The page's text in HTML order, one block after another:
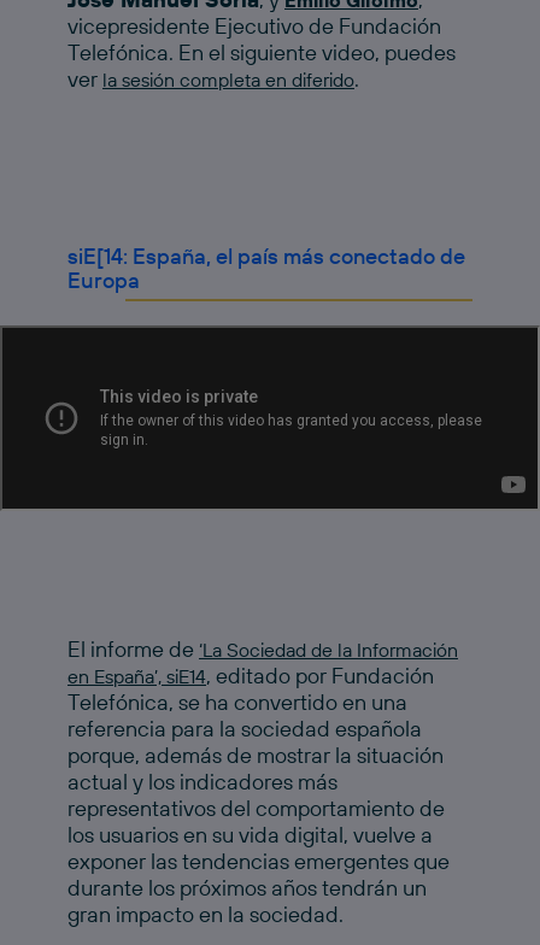
vicepresidente Ejecutivo de Fundación
Telefónica. En el siguiente video, puedes
ver la sesión completa en diferido.
siE[14: España, el país más conectado de
Europa
El informe de ‘La Sociedad de la Información
en España’, siE14, editado por Fundación
Telefónica, se ha convertido en una
referencia para la sociedad española
porque, además de mostrar la situación
actual y los indicadores más
representativos del comportamiento de
los usuarios en su vida digital, vuelve a
exponer las tendencias emergentes que
durante los próximos años tendrán un
gran impacto en la sociedad.